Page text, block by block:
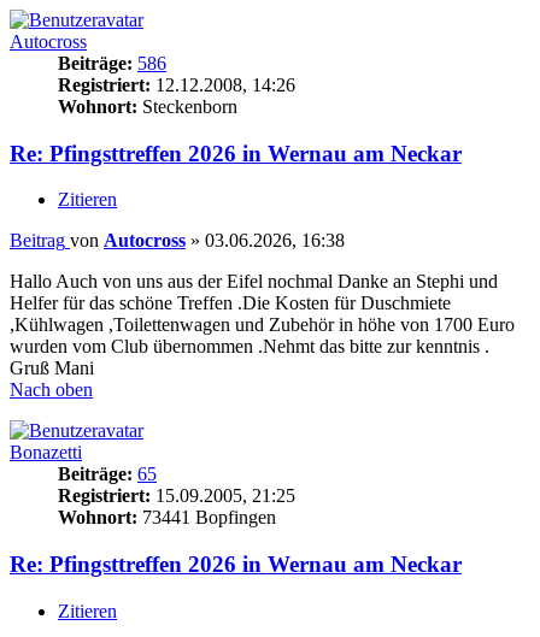
Autocross
Beiträge: 586
Registriert: 12.12.2008, 14:26
Wohnort: Steckenborn
Re: Pfingsttreffen 2026 in Wernau am Neckar
Zitieren
Beitrag von Autocross » 03.06.2026, 16:38
Hallo Auch von uns aus der Eifel nochmal Danke an Stephi und
Helfer für das schöne Treffen .Die Kosten für Duschmiete
,Kühlwagen ,Toilettenwagen und Zubehör in höhe von 1700 Euro
wurden vom Club übernommen .Nehmt das bitte zur kenntnis .
Gruß Mani
Nach oben
Bonazetti
Beiträge: 65
Registriert: 15.09.2005, 21:25
Wohnort: 73441 Bopfingen
Re: Pfingsttreffen 2026 in Wernau am Neckar
Zitieren